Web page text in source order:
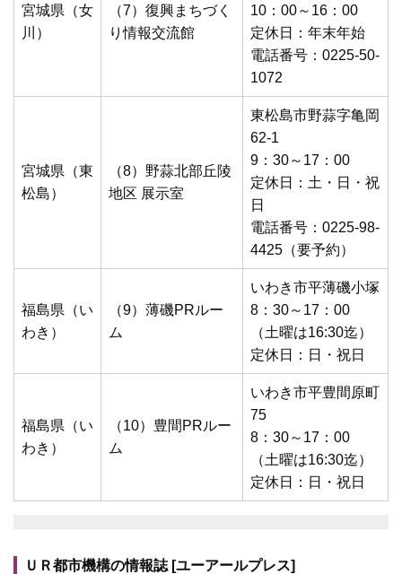
宮城県（女
川）
（7）復興まちづく
り情報交流館
10：00～16：00
定休日：年末年始
電話番号：0225-50-
1072
宮城県（東
松島）
（8）野蒜北部丘陵
地区 展示室
東松島市野蒜字亀岡
62-1
9：30～17：00
定休日：土・日・祝
日
電話番号：0225-98-
4425（要予約）
福島県（い
わき）
（9）薄磯PRルー
ム
いわき市平薄磯小塚
8：30～17：00
（土曜は16:30迄）
定休日：日・祝日
福島県（い
わき）
（10）豊間PRルー
ム
いわき市平豊間原町
75
8：30～17：00
（土曜は16:30迄）
定休日：日・祝日
ＵＲ都市機構の情報誌 [ユーアールプレス]